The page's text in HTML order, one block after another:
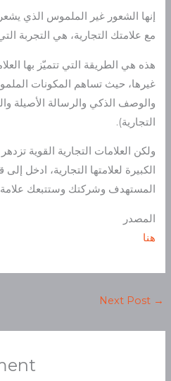
إنها الشعور غير الملموس الذي
مع علامتك التجارية، هي التجربة
هذه هي الطريقة التي تتميّز بها
غيرها، حيث تساهم المكونات
والوصف الذكي والرسالة الأصيلة
التجارية).
ولكن العلامات التجارية القوية
الكبيرة لعلامتها التجارية، ادخل
المستهدف وشركتك وستتبعك علامة
المصدر
هنا
Next Post →